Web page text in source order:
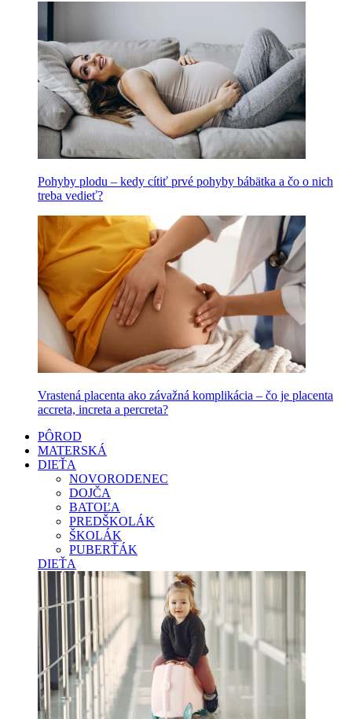
Pohyby plodu – kedy cítiť prvé pohyby bábätka a čo o nich
treba vedieť?
Vrastená placenta ako závažná komplikácia – čo je placenta
accreta, increta a percreta?
PÔROD
MATERSKÁ
DIEŤA
NOVORODENEC
DOJČA
BATOĽA
PREDŠKOLÁK
ŠKOLÁK
PUBERŤÁK
DIEŤA